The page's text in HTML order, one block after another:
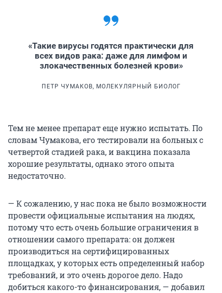
«Такие вирусы годятся практически для
всех видов рака: даже для лимфом и
злокачественных болезней крови»
ПЕТР ЧУМАКОВ, МОЛЕКУЛЯРНЫЙ БИОЛОГ
Тем не менее препарат еще нужно испытать. По
словам Чумакова, его тестировали на больных с
четвертой стадией рака, и вакцина показала
хорошие результаты, однако этого опыта
недостаточно.
— К сожалению, у нас пока не было возможности
провести официальные испытания на людях,
потому что есть очень большие ограничения в
отношении самого препарата: он должен
производиться на сертифицированных
площадках, у которых есть определенный набор
требований, и это очень дорогое дело. Надо
добиться какого-то финансирования, — добавил